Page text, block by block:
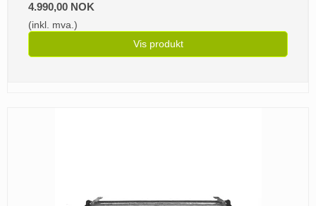
4.990,00 NOK
(inkl. mva.)
Vis produkt